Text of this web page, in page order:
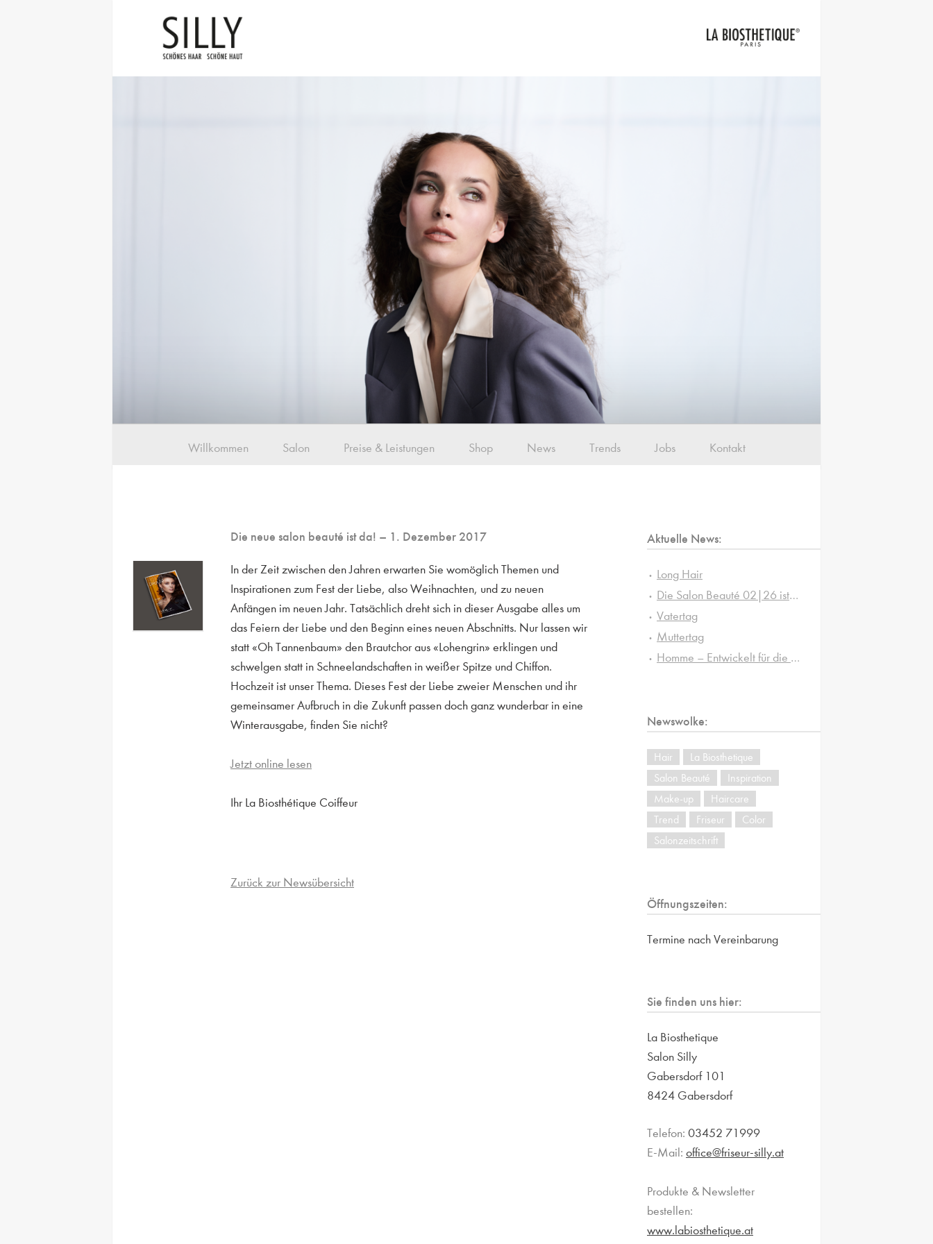
Willkommen Salon Preise & Leistungen Shop News Trends Jobs Kontakt
Die neue salon beauté ist da! – 1. Dezember 2017
In der Zeit zwischen den Jahren erwarten Sie womöglich Themen und
Inspirationen zum Fest der Liebe, also Weihnachten, und zu neuen
Anfängen im neuen Jahr. Tatsächlich dreht sich in dieser Ausgabe alles um
das Feiern der Liebe und den Beginn eines neuen Abschnitts. Nur lassen wir
statt «Oh Tannenbaum» den Brautchor aus «Lohengrin» erklingen und
schwelgen statt in Schneelandschaften in weißer Spitze und Chiffon.
Hochzeit ist unser Thema. Dieses Fest der Liebe zweier Menschen und ihr
gemeinsamer Aufbruch in die Zukunft passen doch ganz wunderbar in eine
Winterausgabe, finden Sie nicht?
Jetzt online lesen
Ihr La Biosthétique Coiffeur
Zurück zur Newsübersicht
Aktuelle News:
Long Hair
Die Salon Beauté 02|26 ist da!
Vatertag
Muttertag
Homme – Entwickelt für die besonderen Ansprüche von Männerhaut und -haar
Newswolke:
Hair
La Biosthetique
Salon Beauté
Inspiration
Make-up
Haircare
Trend
Friseur
Color
Salonzeitschrift
Öffnungszeiten:
Termine nach Vereinbarung
Sie finden uns hier:
La Biosthetique
Salon Silly
Gabersdorf 101
8424 Gabersdorf
Telefon: 03452 71999
E-Mail: office@friseur-silly.at
Produkte & Newsletter
bestellen:
www.labiosthetique.at